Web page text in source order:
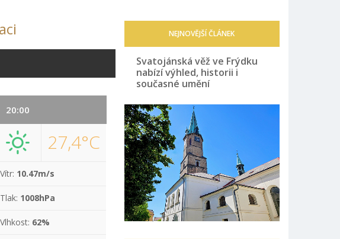
20:00
27,4°C
Vítr: 10.47m/s
Tlak: 1008hPa
Vlhkost: 62%
NEJNOVĚJŠÍ ČLÁNEK
Svatojánská věž ve Frýdku
nabízí výhled, historii i
současné umění